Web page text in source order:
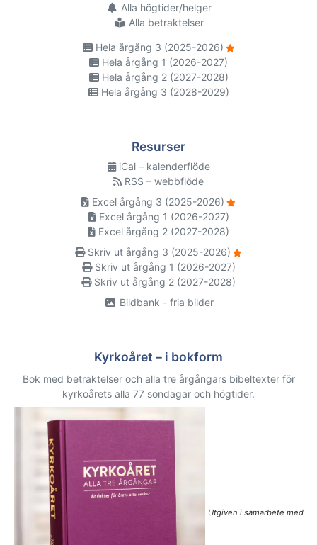
Alla högtider/helger
Alla betraktelser
Hela årgång 3 (2025-2026)
Hela årgång 1 (2026-2027)
Hela årgång 2 (2027-2028)
Hela årgång 3 (2028-2029)
Resurser
iCal – kalenderflöde
RSS – webbflöde
Excel årgång 3 (2025-2026)
Excel årgång 1 (2026-2027)
Excel årgång 2 (2027-2028)
Skriv ut årgång 3 (2025-2026)
Skriv ut årgång 1 (2026-2027)
Skriv ut årgång 2 (2027-2028)
Bildbank - fria bilder
Kyrkoåret – i bokform
Bok med betraktelser och alla tre årgångars bibeltexter för
kyrkoårets alla 77 söndagar och högtider.
Utgiven i samarbete med